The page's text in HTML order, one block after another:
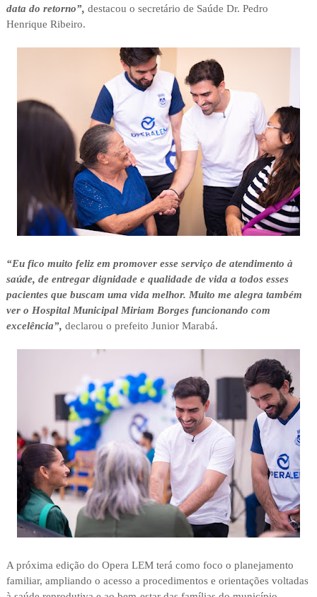
data do retorno”, destacou o secretário de Saúde Dr. Pedro
Henrique Ribeiro.
“Eu fico muito feliz em promover esse serviço de atendimento à
saúde, de entregar dignidade e qualidade de vida a todos esses
pacientes que buscam uma vida melhor. Muito me alegra também
ver o Hospital Municipal Miriam Borges funcionando com
excelência”, declarou o prefeito Junior Marabá.
A próxima edição do Opera LEM terá como foco o planejamento
familiar, ampliando o acesso a procedimentos e orientações voltadas